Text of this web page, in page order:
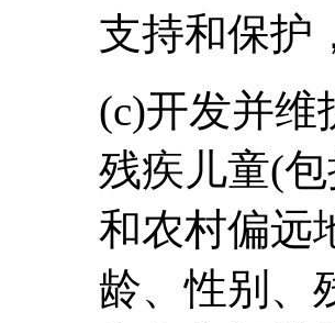
支持和保护
(c)开发并维
残疾儿童(
和农村偏远
龄、性别、